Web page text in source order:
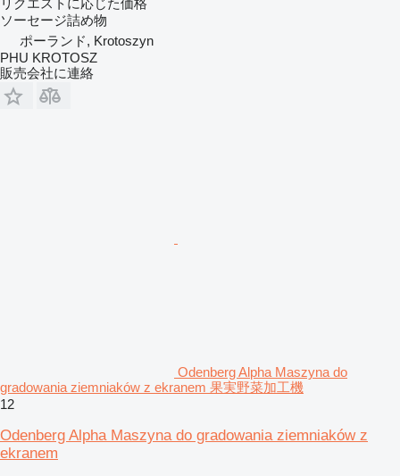
リクエストに応じた価格
ソーセージ詰め物
ポーランド, Krotoszyn
PHU KROTOSZ
販売会社に連絡
Odenberg Alpha Maszyna do
gradowania ziemniaków z ekranem 果実野菜加工機
12
Odenberg Alpha Maszyna do gradowania ziemniaków z
ekranem